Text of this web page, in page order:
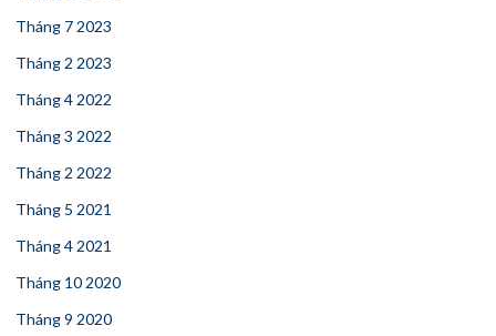
Tháng 7 2023
Tháng 2 2023
Tháng 4 2022
Tháng 3 2022
Tháng 2 2022
Tháng 5 2021
Tháng 4 2021
Tháng 10 2020
Tháng 9 2020